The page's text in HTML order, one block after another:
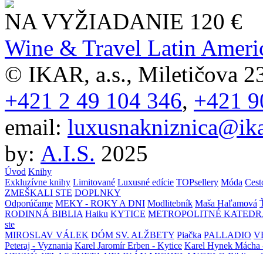
NA VYŽIADANIE 120 €
Wine & Travel Latin
© IKAR, a.s., Miletičova
+421 2 49 104 346, +421
email:
by: A.I.S. 2025
Úvod Knihy
Exkluzívne knihy Limitované Luxusné edície TOPsellery Móda
ZMEŠKALI STE DOPLNKY
Odporúčame MEKY - ROKY A DNI Modlitebník Maša Haľamová
RODINNÁ BIBLIA Haiku KYTICE METROPOLITNÉ
ste
MIROSLAV VÁLEK DÓM SV. ALŽBETY Piačka PALLADIO
Peteraj - Vyznania Karel Jaromír Erben - Kytice Karel Hynek Mácha